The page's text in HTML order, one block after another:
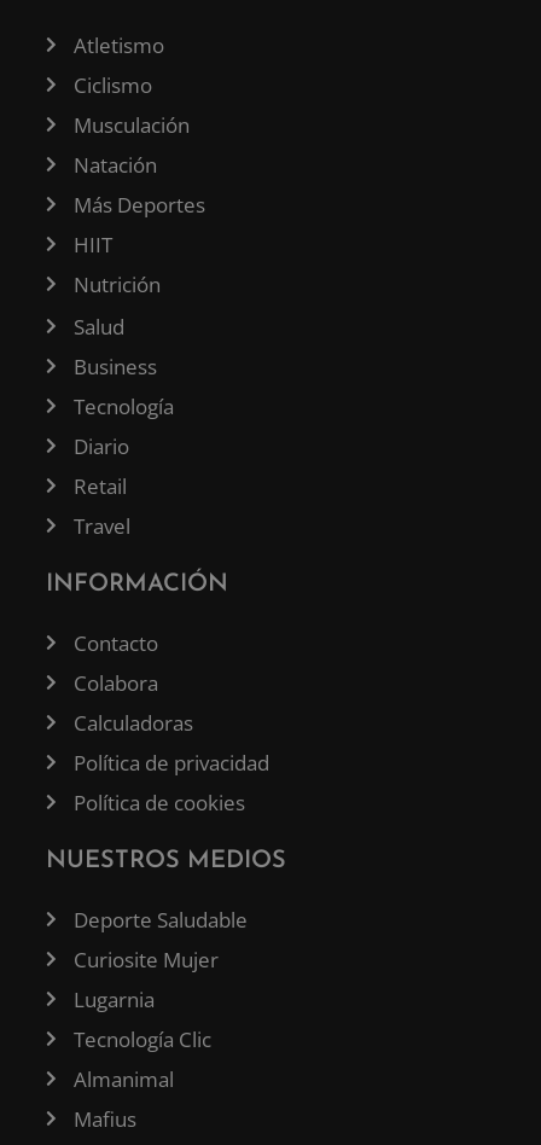
Atletismo
Ciclismo
Musculación
Natación
Más Deportes
HIIT
Nutrición
Salud
Business
Tecnología
Diario
Retail
Travel
INFORMACIÓN
Contacto
Colabora
Calculadoras
Política de privacidad
Política de cookies
NUESTROS MEDIOS
Deporte Saludable
Curiosite Mujer
Lugarnia
Tecnología Clic
Almanimal
Mafius